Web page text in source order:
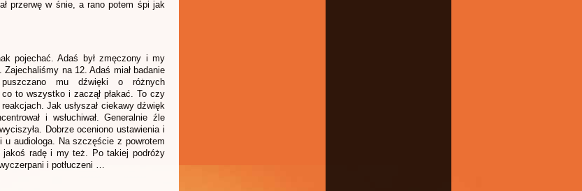
przerwę w śnie, a rano potem śpi jak
pojechać. Adaś był zmęczony i my
na 12. Adaś miał badanie
mu dźwięki o różnych
to wszystko i zaczął płakać. To czy
Jak usłyszał ciekawy dźwięk
i wsłuchiwał. Generalnie źle
Dobrze oceniono ustawienia i
audiologa. Na szczęście z powrotem
jakoś radę i my też. Po takiej podróży
i potłuczeni …